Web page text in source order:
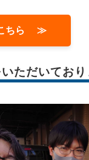
こちら ≫
ただいてお